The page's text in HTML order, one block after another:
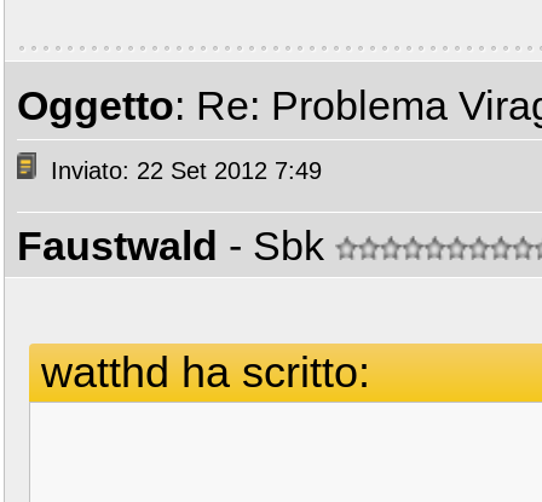
Oggetto: Re: Problema
Inviato: 22 Set 2012 7:49
Faustwald - Sbk
watthd ha scritto: